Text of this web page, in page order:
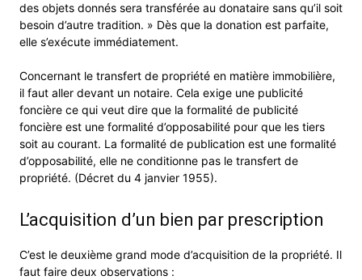
des objets donnés sera transférée au donataire sans qu’il soit
besoin d’autre tradition. » Dès que la donation est parfaite,
elle s’exécute immédiatement.
Concernant le transfert de propriété en matière immobilière,
il faut aller devant un notaire. Cela exige une publicité
foncière ce qui veut dire que la formalité de publicité
foncière est une formalité d’opposabilité pour que les tiers
soit au courant. La formalité de publication est une formalité
d’opposabilité, elle ne conditionne pas le transfert de
propriété. (Décret du 4 janvier 1955).
L’acquisition d’un bien par prescription
C’est le deuxième grand mode d’acquisition de la propriété. Il
faut faire deux observations :